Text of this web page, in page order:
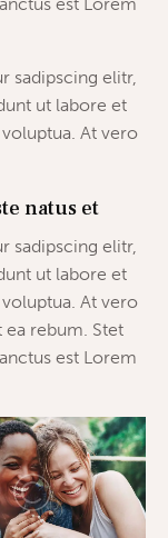
sadipscing elitr,
ut labore et
At vero
natus et
sadipscing elitr,
ut labore et
At vero
rebum. Stet
est Lorem